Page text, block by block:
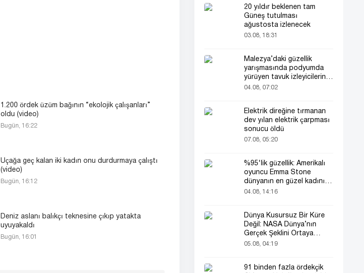
1.200 ördek üzüm bağının “ekolojik çalışanları”
oldu (video)
Bugün, 16:22
Uçağa geç kalan iki kadın onu durdurmaya çalıştı
(video)
Bugün, 16:12
Deniz aslanı balıkçı teknesine çıkıp yatakta
uyuyakaldı
Bugün, 16:01
20 yıldır beklenen tam
Güneş tutulması
ağustosta izlenecek
03.08, 18:31
Malezya’daki güzellik
yarışmasında podyumda
yürüyen tavuk izleyicilerin
ilgisini çekti
04.08, 07:02
Elektrik direğine tırmanan
dev yılan elektrik çarpması
sonucu öldü
07.08, 05:20
%95'lik güzellik: Amerikalı
oyuncu Emma Stone
dünyanın en güzel kadını
seçildi!
04.08, 14:16
Dünya Kusursuz Bir Küre
Değil: NASA Dünya’nın
Gerçek Şeklini Ortaya
Koydu
05.08, 04:19
91 binden fazla ördekçik